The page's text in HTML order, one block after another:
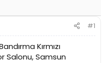
#1
Kırmızı
Salonu, Samsun